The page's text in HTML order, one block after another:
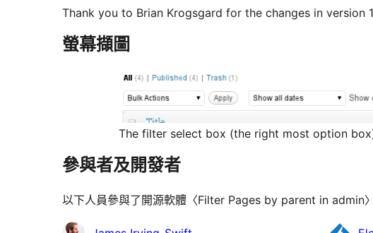
Thank you to Brian Krogsgard for the changes in version
螢幕擷圖
The filter select box (the right most option
參與者及開發者
以下人員參與了開源軟體〈Filter Pages by parent in admin